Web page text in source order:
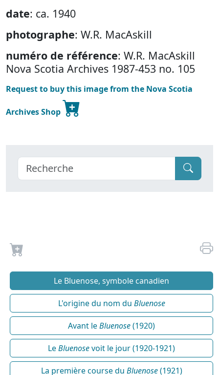
date: ca. 1940
photographe: W.R. MacAskill
numéro de référence: W.R. MacAskill
Nova Scotia Archives 1987-453 no. 105
Request to buy this image from the Nova Scotia
Archives Shop
Le Bluenose, symbole canadien
L'origine du nom du Bluenose
Avant leBluenose(1920)
LeBluenosevoit le jour (1920-1921)
La première course du Bluenose(1921)